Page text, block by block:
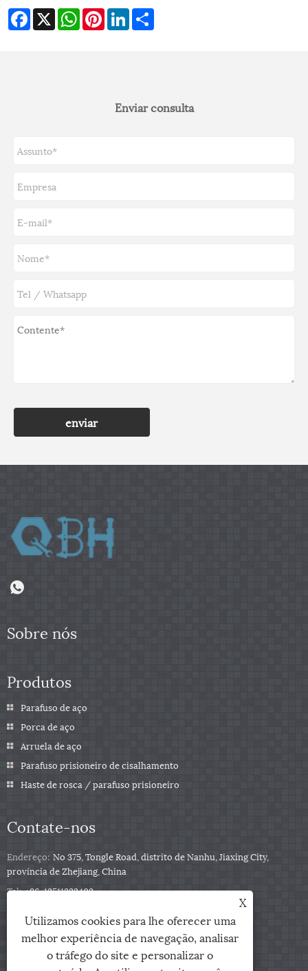
Facebook
X WhatsAppPinterestLinkedIn
Enviar consulta
enviar
Sobre nós
Produtos
Parafuso de aço
Porca de aço
Arruela de aço
Parafuso prisioneiro de cisalhamento
Haste de rosca / parafuso prisioneiro
Contate-nos
Endereço: No 375, Tongle Road, distrito de Nanhu, Jiaxing City,
província de Zhejiang, China
Tel: +86-13511332403
sales@qbfastener.cn
X
Utilizamos cookies para lhe oferecer uma
melhor experiência de navegação, analisar
o tráfego do site e personalizar o